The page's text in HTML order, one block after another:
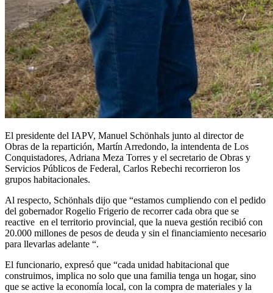
El presidente del IAPV, Manuel Schönhals junto al director de
Obras de la repartición, Martín Arredondo, la intendenta de Los
Conquistadores, Adriana Meza Torres y el secretario de Obras y
Servicios Públicos de Federal, Carlos Rebechi recorrieron los
grupos habitacionales.
Al respecto, Schönhals dijo que “estamos cumpliendo con el pedido
del gobernador Rogelio Frigerio de recorrer cada obra que se
reactive en el territorio provincial, que la nueva gestión recibió con
20.000 millones de pesos de deuda y sin el financiamiento necesario
para llevarlas adelante “.
El funcionario, expresó que “cada unidad habitacional que
construimos, implica no solo que una familia tenga un hogar, sino
que se active la economía local, con la compra de materiales y la